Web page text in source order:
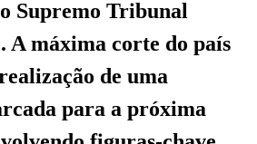
Supremo Tribunal
A máxima corte do país
de uma
para a próxima